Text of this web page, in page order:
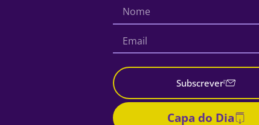
Subscrever
Capa do Dia